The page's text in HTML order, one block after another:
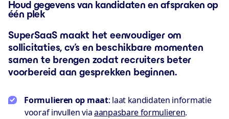
Houd gegevens van kandidaten en afspraken op
één plek
SuperSaaS maakt het eenvoudiger om
sollicitaties, cv’s en beschikbare momenten
samen te brengen zodat recruiters beter
voorbereid aan gesprekken beginnen.
Formulieren op maat: laat kandidaten informatie
vooraf invullen viaaanpasbare formulieren.